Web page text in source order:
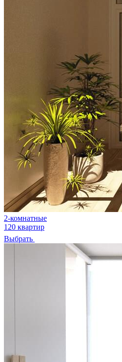
2-комнатные
120 квартир
Выбрать